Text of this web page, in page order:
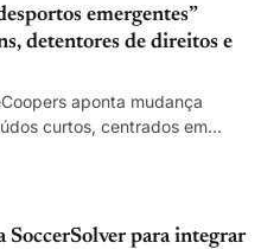
emergentes”
detentores de direitos e
aponta mudança
curtos, centrados em
de propriedade
SoccerSolver para integrar